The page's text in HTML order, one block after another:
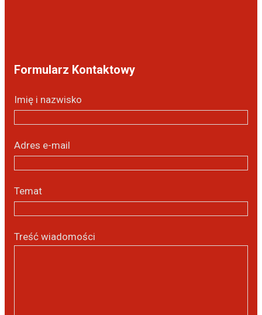
Formularz Kontaktowy
Imię i nazwisko
Adres e-mail
Temat
Treść wiadomości